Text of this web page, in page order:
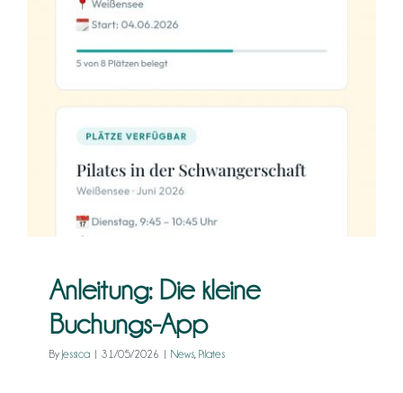
KontaktAnleitung: Die kleine Buchungs-
Anleitung: Die kleine
Buchungs-App
By Jessica | 31/05/2026 | News Pilates